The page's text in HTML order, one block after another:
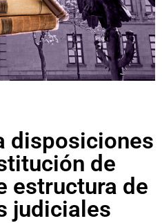
disposiciones
de
estructura de
judiciales